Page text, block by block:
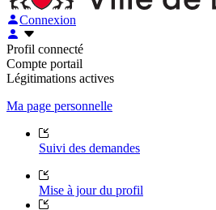
Connexion
Profil connecté
Compte portail
Légitimations actives
Ma page personnelle
Suivi des demandes
Mise à jour du profil